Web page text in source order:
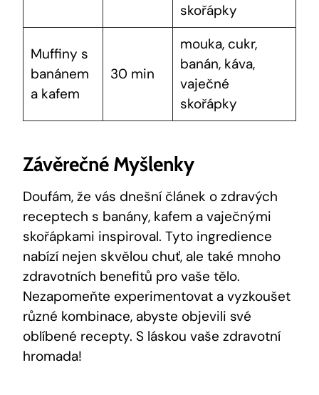
skořápky
Muffiny s
banánem
a kafem
30 min
mouka, cukr,
banán, káva,
vaječné
skořápky
Závěrečné Myšlenky
Doufám, že vás dnešní článek o zdravých
receptech s banány, kafem a vaječnými
skořápkami inspiroval. Tyto ingredience
nabízí nejen skvělou chuť, ale také mnoho
zdravotních benefitů pro vaše tělo.
Nezapomeňte experimentovat a vyzkoušet
různé kombinace, abyste objevili své
oblíbené recepty. S láskou vaše zdravotní
hromada!